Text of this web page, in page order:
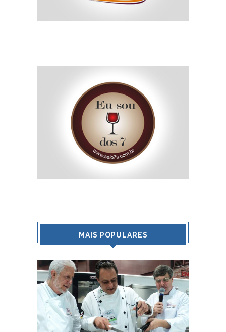
MAIS POPULARES